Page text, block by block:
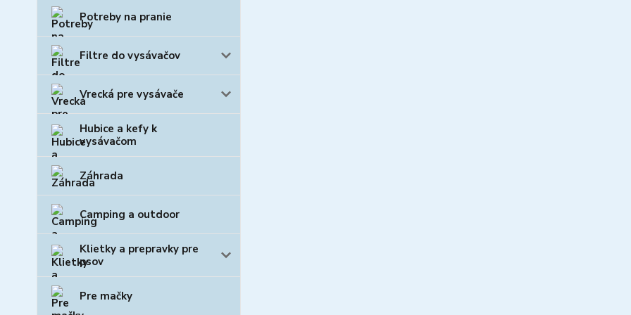
Potreby na pranie
Filtre do vysávačov
Vrecká pre vysávače
Hubice a kefy k
vysávačom
Záhrada
Camping a outdoor
Klietky a prepravky pre
psov
Pre mačky